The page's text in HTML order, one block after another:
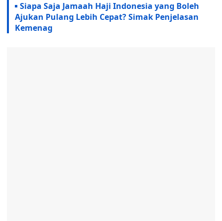
Siapa Saja Jamaah Haji Indonesia yang Boleh
Ajukan Pulang Lebih Cepat? Simak Penjelasan
Kemenag